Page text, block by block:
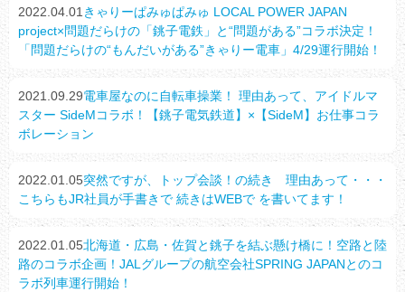
2022.04.01きゃりーぱみゅぱみゅ LOCAL POWER JAPAN
project×問題だらけの「銚子電鉄」と“問題がある”コラボ決定！
「問題だらけの“もんだいがある”きゃりー電車」4/29運行開始！
2021.09.29電車屋なのに自転車操業！ 理由あって、アイドルマ
スター SideMコラボ！【銚子電気鉄道】×【SideM】お仕事コラ
ボレーション
2022.01.05突然ですが、トップ会談！の続き 理由あって・・・
こちらもJR社員が手書きで 続きはWEBで を書いてます！
2022.01.05北海道・広島・佐賀と銚子を結ぶ懸け橋に！空路と陸
路のコラボ企画！JALグループの航空会社SPRING JAPANとのコ
ラボ列車運行開始！